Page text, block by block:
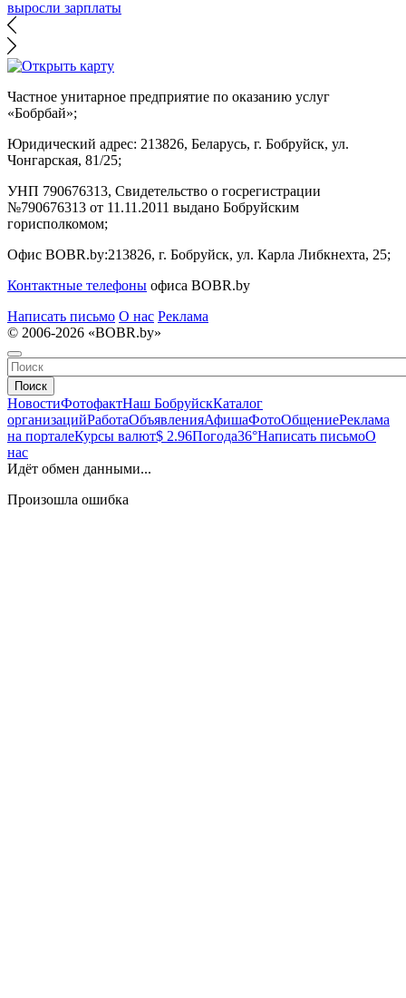
выросли зарплаты
Частное унитарное предприятие по оказанию услуг
«Бобрбай»;
Юридический адрес: 213826, Беларусь, г. Бобруйск, ул.
Чонгарская, 81/25;
УНП 790676313, Свидетельство о госрегистрации
№790676313 от 11.11.2011 выдано Бобруйским
горисполкомом;
Офис BOBR.by:213826, г. Бобруйск, ул. Карла Либкнехта, 25;
Контактные телефоны офиса BOBR.by
Написать письмо О нас Реклама
© 2006-2026 «BOBR.by»
Поиск
НовостиФотофактНаш БобруйскКаталог
организацийРаботаОбъявленияАфишаФотоОбщениеРеклама
на порталеКурсы валют$ 2.96Погода36°Написать письмоО
нас
Идёт обмен данными...
Произошла ошибка